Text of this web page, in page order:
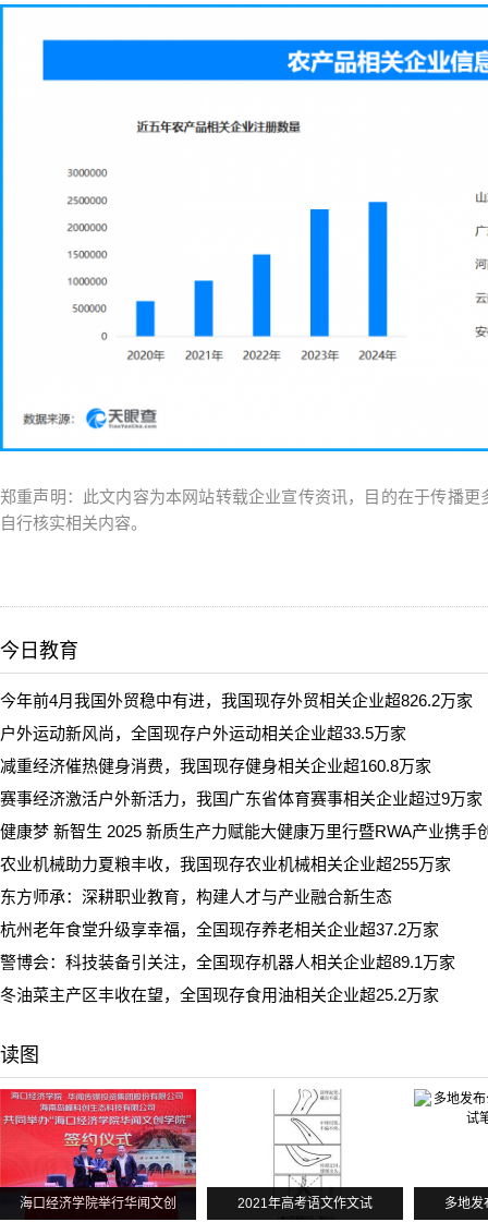
郑重声明：此文内容为本网站转载企业宣传资讯，目的在于传播
自行核实相关内容。
今日教育
今年前4月我国外贸稳中有进，我国现存外贸相关企业超826.2万家
户外运动新风尚，全国现存户外运动相关企业超33.5万家
减重经济催热健身消费，我国现存健身相关企业超160.8万家
赛事经济激活户外新活力，我国广东省体育赛事相关企业超过9万家
健康梦 新智生 2025 新质生产力赋能大健康万里行暨RWA产业携手
农业机械助力夏粮丰收，我国现存农业机械相关企业超255万家
东方师承：深耕职业教育，构建人才与产业融合新生态
杭州老年食堂升级享幸福，全国现存养老相关企业超37.2万家
警博会：科技装备引关注，全国现存机器人相关企业超89.1万家
冬油菜主产区丰收在望，全国现存食用油相关企业超25.2万家
读图
海口经济学院举行华闻文创 2021年高考语文作文试 多地发